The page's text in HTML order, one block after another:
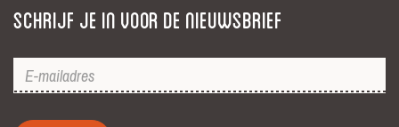
Schrijf je in voor de nieuwsbrief